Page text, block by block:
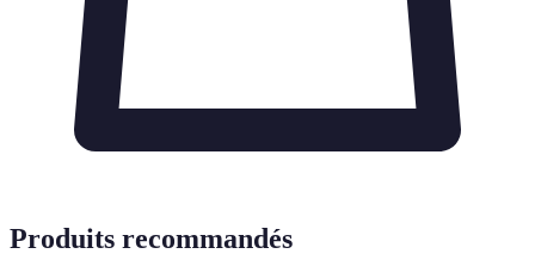
Produits recommandés